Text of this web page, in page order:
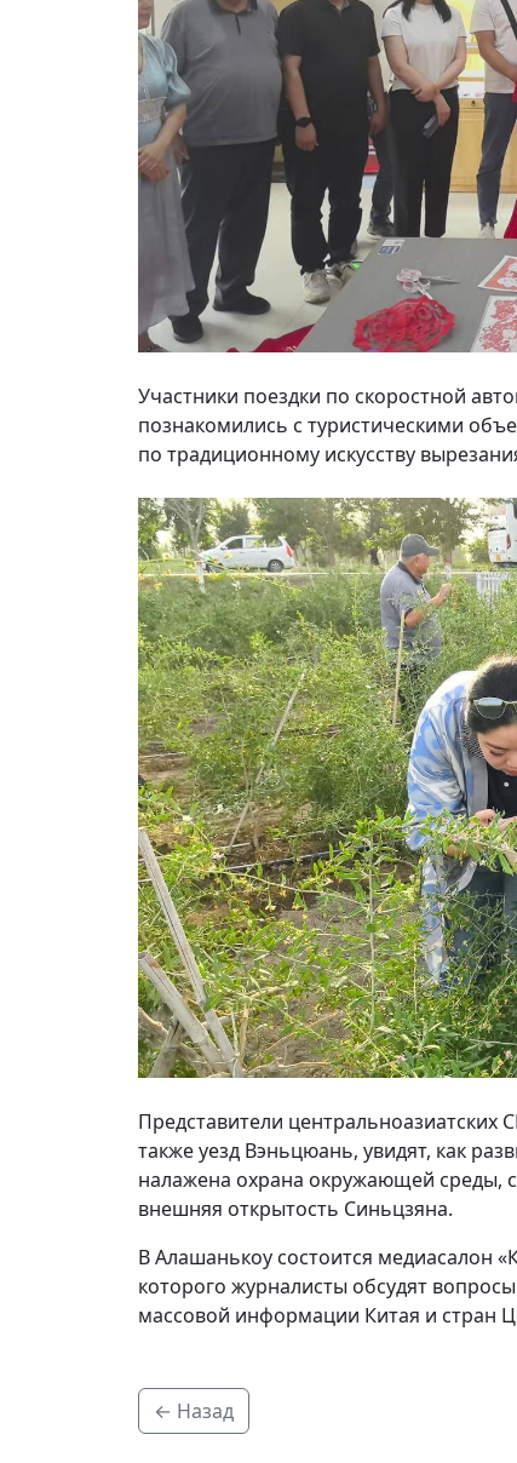
Участники поездки по скоростной
познакомились с туристическими
по традиционному искусству
Представители центральноазиатских
также уезд Вэньцюань, увидят, как
налажена охрана окружающей среды,
внешняя открытость Синьцзяна.
В Алашанькоу состоится медиасалон
которого журналисты обсудят
массовой информации Китая и стран
← Назад